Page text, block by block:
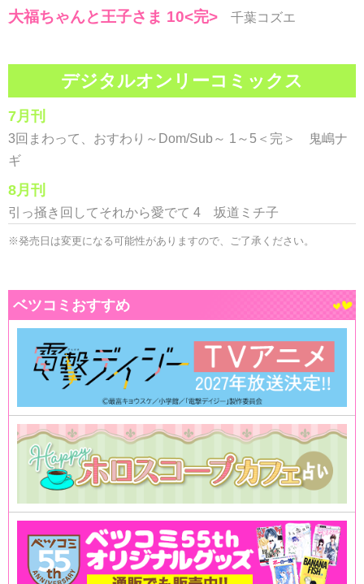
大福ちゃんと王子さま 10<完> 千葉コズエ
デジタルオンリーコミックス
7月刊
3回まわって、おすわり～Dom/Sub～ 1～5＜完＞ 鬼嶋ナ
ギ
8月刊
引っ掻き回してそれから愛でて 4 坂道ミチ子
※発売日は変更になる可能性がありますので、ご了承ください。
ベツコミおすすめ